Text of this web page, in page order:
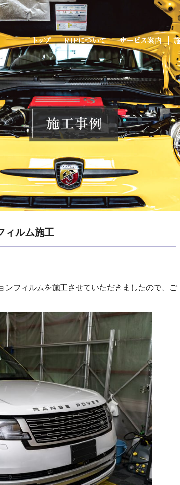
ィルム施工
ンフィルムを施工させていただきましたので、ご